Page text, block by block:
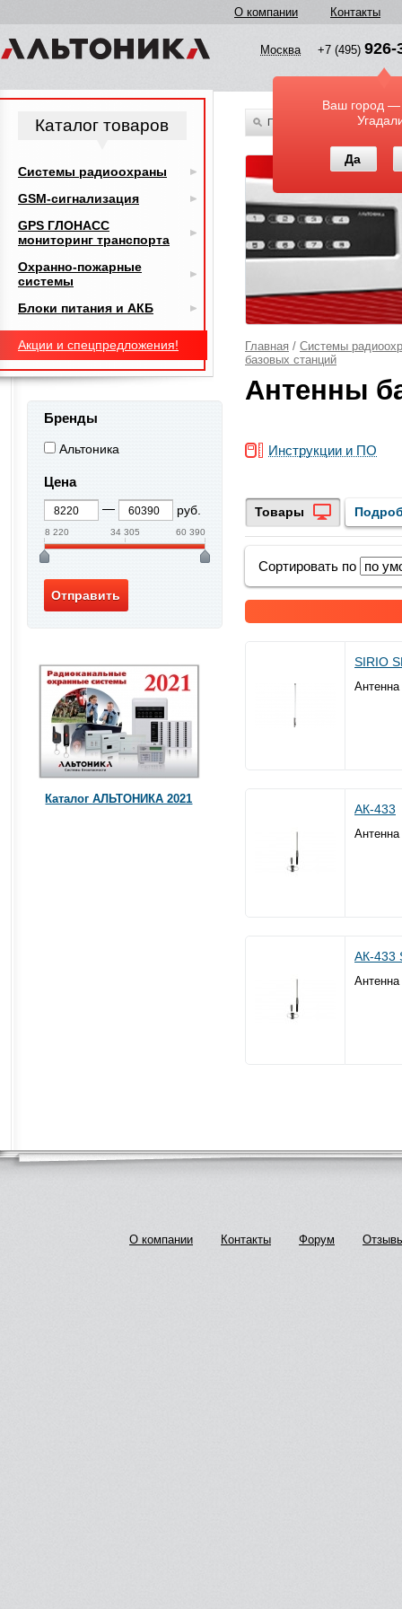
О компании Контакты
Москва +7 (495) 926-
Ваш город —
Да
По всему каталогу
Главная / Системы
базовых станций
Антенны
Инструкции и ПО
Товары
Сортировать по
SIRIO
АК-433
Антенна
АК-433
Антенна
Каталог товаров
Системы радиоохраны
GSM-сигнализация
GPS ГЛОНАСС
мониторинг транспорта
Охранно-пожарные
системы
Блоки питания и АКБ
Акции и спецпредложения!
Бренды
Альтоника
Цена
руб.
8 220 34 305 60 390
Каталог АЛЬТОНИКА 2021
О компании Контакты Форум